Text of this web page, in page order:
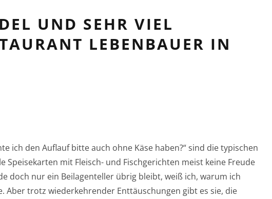
UND SEHR VIEL
LEBENBAUER IN
ich den Auflauf bitte auch ohne Käse haben?“ sind die typischen
Speisekarten mit Fleisch- und Fischgerichten meist keine Freude
doch nur ein Beilagenteller übrig bleibt, weiß ich, warum ich
Aber trotz wiederkehrender Enttäuschungen gibt es sie, die